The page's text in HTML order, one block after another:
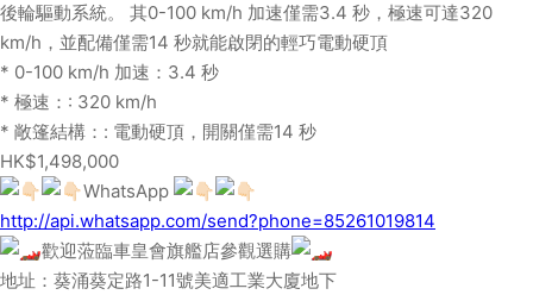
後輪驅動系統。 其0-100 km/h 加速僅需3.4 秒，極速可達320
km/h，並配備僅需14 秒就能啟閉的輕巧電動硬頂
* 0-100 km/h 加速：3.4 秒
* 極速：: 320 km/h
* 敞篷結構：: 電動硬頂，開關僅需14 秒
HK$1,498,000
WhatsApp
http://api.whatsapp.com/send?phone=85261019814
歡迎蒞臨車皇會旗艦店參觀選購
地址：葵涌葵定路1-11號美適工業大廈地下